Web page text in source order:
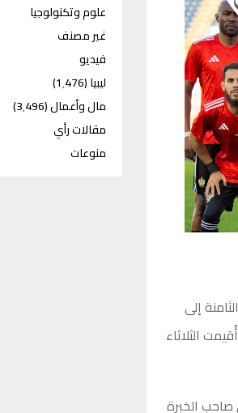
الثامنة إلى
الثلاثاء
الخبرة
علوم وتكنولوجيا
غير مصنف
فيديو
ليبيا(1٬476)
مال وأعمال(3٬496)
مقالات رأي
منوعات